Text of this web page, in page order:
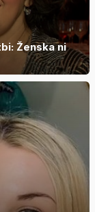
Ženska ni